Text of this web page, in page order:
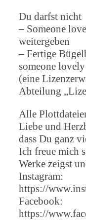
Du darfst nicht
– Someone
weitergeben
– Fertige
someone
(eine
Abteilung
Alle
Liebe und
dass Du ganz
Ich freue mich
Werke zeigst
Instagram:
https://
Facebook:
https://